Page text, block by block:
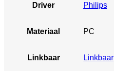
Driver Philips
Materiaal PC
Linkbaar Linkbaar